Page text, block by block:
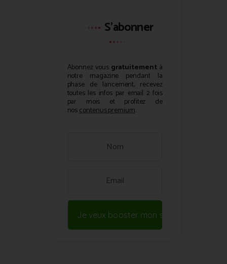
S'abonner
Abonnez vous gratuitementà
notre magazine pendant la
phase de lancement, recevez
toutes les infos par email 2 fois
par mois et profitez de
noscontenus premium.
Je veux booster mon site !